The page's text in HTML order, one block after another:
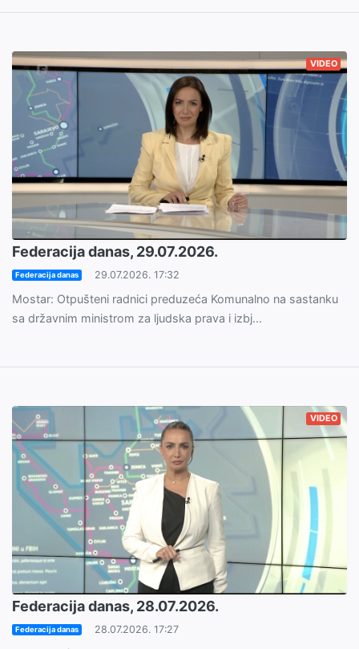
VIDEO
Federacija danas, 29.07.2026.
Federacija danas 29.07.2026. 17:32
Mostar: Otpušteni radnici preduzeća Komunalno na sastanku
sa državnim ministrom za ljudska prava i izbj...
VIDEO
Federacija danas, 28.07.2026.
Federacija danas 28.07.2026. 17:27